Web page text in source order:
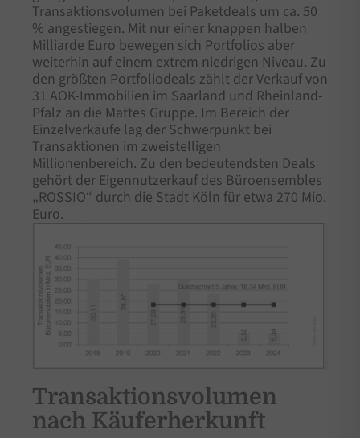
Transaktionsvolumen bei Paketdeals um ca. 50
% angestiegen. Mit nur einer knappen halben
Milliarde Euro bewegen sich Portfolios aber
weiterhin auf einem extrem niedrigen Niveau. Zu
den größten Portfoliodeals zählt der Verkauf von
31 AOK-Immobilien im Saarland und Rheinland-
Pfalz an die Mattes Gruppe. Im Bereich der
Einzelverkäufe lag der Schwerpunkt bei
Transaktionen im zweistelligen
Millionenbereich. Zu den bedeutendsten Deals
gehört der Eigennutzerkauf des Büroensembles
„ROSSIO“ durch die Stadt Köln für etwa 270 Mio.
Euro.
Transaktionsvolumen
nach Käuferherkunft